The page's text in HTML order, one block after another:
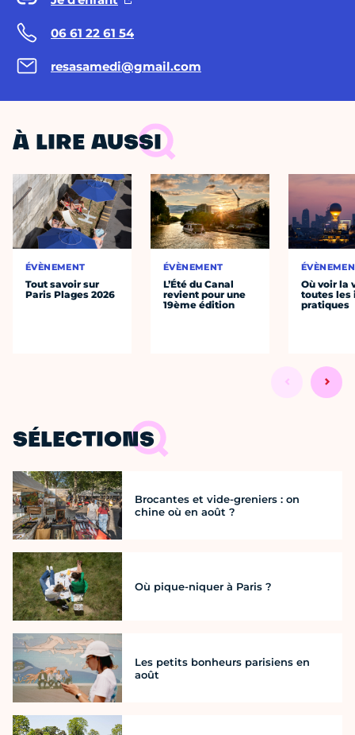
06 61 22 61 54
resasamedi@gmail.com
À LIRE AUSSI
ÉVÈNEMENT
Tout savoir sur
Paris Plages 2026
ÉVÈNEMENT
L’Été du Canal
revient pour une
19ème édition
Où voir la
toutes les
pratiques
SÉLECTIONS
Brocantes et vide-greniers : on
chine où en août ?
Où pique-niquer à Paris ?
Les petits bonheurs parisiens en
août